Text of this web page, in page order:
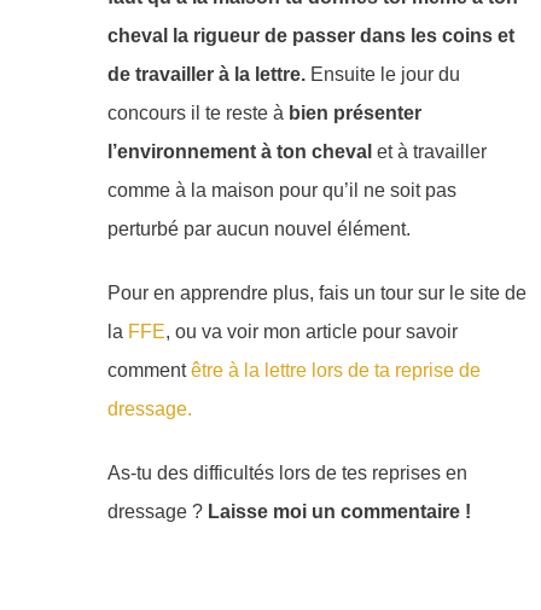
cheval la rigueur de passer dans les coins et
de travailler à la lettre. Ensuite le jour du
concours il te reste à bien présenter
l’environnement à ton cheval et à travailler
comme à la maison pour qu’il ne soit pas
perturbé par aucun nouvel élément.
Pour en apprendre plus, fais un tour sur le site de
la FFE, ou va voir mon article pour savoir
commentêtre à la lettre lors de ta reprise de
dressage.
As-tu des difficultés lors de tes reprises en
dressage ? Laisse moi un commentaire !